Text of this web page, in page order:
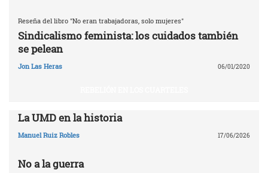
Reseña del libro "No eran trabajadoras, solo mujeres"
Sindicalismo feminista: los cuidados también
se pelean
Jon Las Heras 06/01/2020
La UMD en la historia
Manuel Ruiz Robles 17/06/2026
No a la guerra